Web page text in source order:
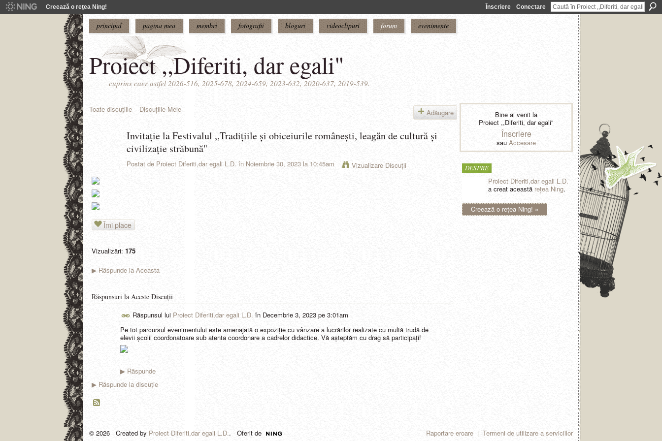
Creează o reţea Ning! Înscriere Conectare
principal pagina mea membri fotografii bloguri videoclipuri forum evenimente
Proiect ,,Diferiti, dar egali"
cuprins caer astfel 2026-516, 2025-678, 2024-659, 2023-632, 2020-637, 2019-539.
Toate discuţiile Discuţiile Mele Adăugare
Invitație la Festivalul ,,Tradițiile și obiceiurile românești, leagăn de cultură și
civilizație străbună"
Postat de Proiect Diferiti,dar egali L.D. în Noiembrie 30, 2023 la 10:45am Vizualizare Discuţii
Îmi place
Vizualizări: 175
▶ Răspunde la Aceasta
Răspunsuri la Aceste Discuţii
Răspunsul lui Proiect Diferiti,dar egali L.D. în Decembrie 3, 2023 pe 3:01am
Pe tot parcursul evenimentului este amenajată o expoziție cu vânzare a lucrărilor realizate cu multă trudă de
elevii școlii coordonatoare sub atenta coordonare a cadrelor didactice. Vă așteptăm cu drag să participați!
▶ Răspunde
▶ Răspunde la discuţie
Bine ai venit la
Proiect ,,Diferiti, dar egali"
Înscriere
sau Accesare
DESPRE
Proiect Diferiti,dar egali L.D.
a creat această reţea Ning.
Creează o reţea Ning! »
© 2026 Created by Proiect Diferiti,dar egali L.D.. Oferit de Raportare eroare | Termeni de utilizare a serviciilor